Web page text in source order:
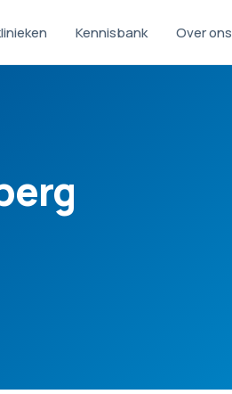
Kennisbank Over ons